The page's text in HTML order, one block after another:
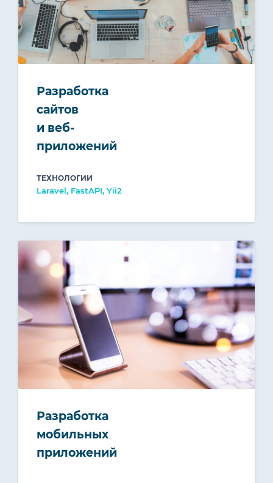
Разработка
сайтов
и веб-
приложений
ТЕХНОЛОГИИ
Laravel, FastAPI, Yii2
Разработка
мобильных
приложений